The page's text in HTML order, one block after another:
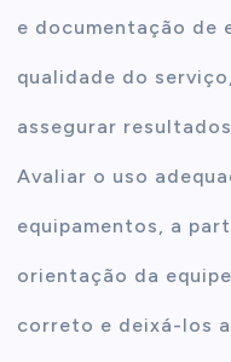
e documentação de
qualidade do
assegurar
Avaliar o uso
equipamentos, a
orientação da
correto e deixá-los